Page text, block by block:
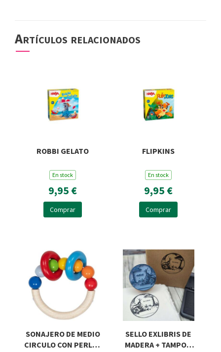
Artículos relacionados
ROBBI GELATO
En stock
9,95 €
Comprar
FLIPKINS
En stock
9,95 €
Comprar
SONAJERO DE MEDIO
CIRCULO CON PERLAS
SELLO EXLIBRIS DE
MADERA + TAMPON